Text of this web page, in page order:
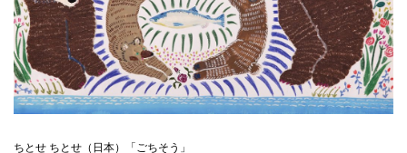
ちとせ ちとせ（日本）「ごちそう」